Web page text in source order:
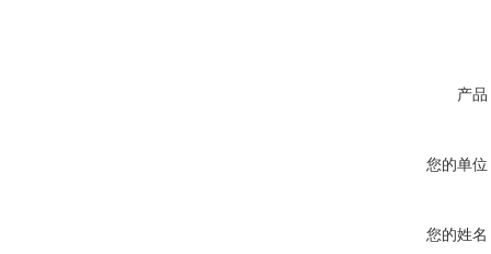
产品
您的单位
您的姓名